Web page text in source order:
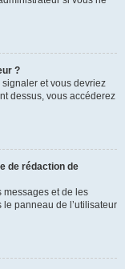
?
signaler et vous devriez
dessus, vous accéderez
de rédaction de
messages et de les
panneau de l’utilisateur